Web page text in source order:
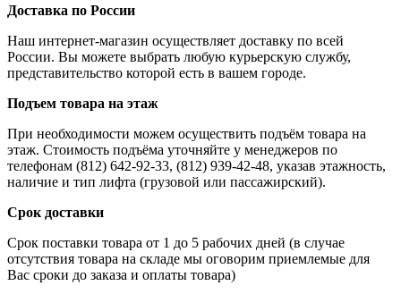
Доставка по России
Наш интернет-магазин осуществляет доставку по всей
России. Вы можете выбрать любую курьерскую службу,
представительство которой есть в вашем городе.
Подъем товара на этаж
При необходимости можем осуществить подъём товара на
этаж. Стоимость подъёма уточняйте у менеджеров по
телефонам (812) 642-92-33, (812) 939-42-48, указав этажность,
наличие и тип лифта (грузовой или пассажирский).
Срок доставки
Срок поставки товара от 1 до 5 рабочих дней (в случае
отсутствия товара на складе мы оговорим приемлемые для
Вас сроки до заказа и оплаты товара)